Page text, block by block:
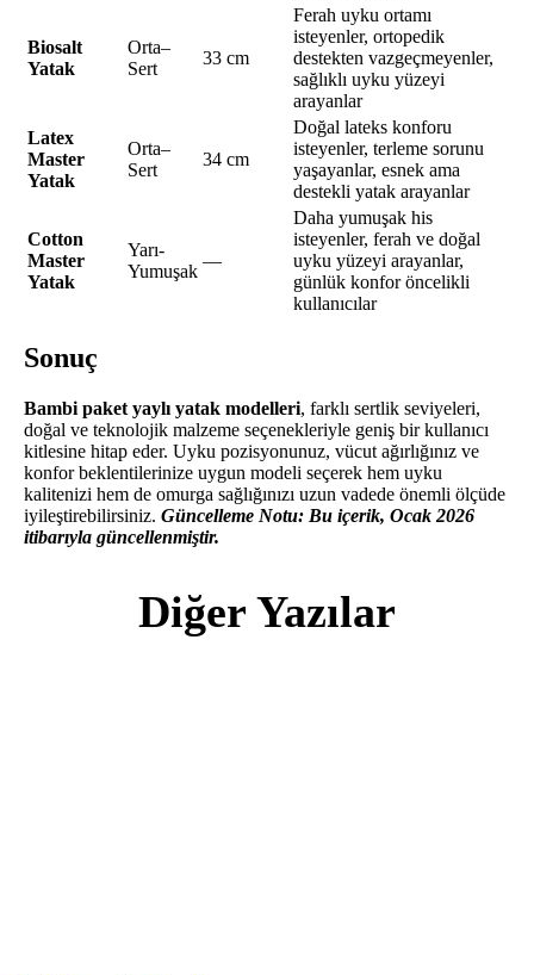
Biosalt
Yatak
Orta–
Sert
33 cm
Ferah uyku ortamı
isteyenler, ortopedik
destekten vazgeçmeyenler,
sağlıklı uyku yüzeyi
arayanlar
Latex
Master
Yatak
Orta–
Sert
34 cm
Doğal lateks konforu
isteyenler, terleme sorunu
yaşayanlar, esnek ama
destekli yatak arayanlar
Cotton
Master
Yatak
Yarı-
Yumuşak
—
Daha yumuşak his
isteyenler, ferah ve doğal
uyku yüzeyi arayanlar,
günlük konfor öncelikli
kullanıcılar
Sonuç
Bambi paket yaylı yatak modelleri, farklı sertlik seviyeleri,
doğal ve teknolojik malzeme seçenekleriyle geniş bir kullanıcı
kitlesine hitap eder. Uyku pozisyonunuz, vücut ağırlığınız ve
konfor beklentilerinize uygun modeli seçerek hem uyku
kalitenizi hem de omurga sağlığınızı uzun vadede önemli ölçüde
iyileştirebilirsiniz. Güncelleme Notu: Bu içerik, Ocak 2026
itibarıyla güncellenmiştir.
Diğer Yazılar